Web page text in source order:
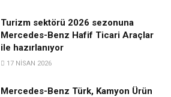
Turizm sektörü 2026 sezonuna
Mercedes-Benz Hafif Ticari Araçlar
ile hazırlanıyor
17 NISAN 2026
Mercedes-Benz Türk, Kamyon Ürün